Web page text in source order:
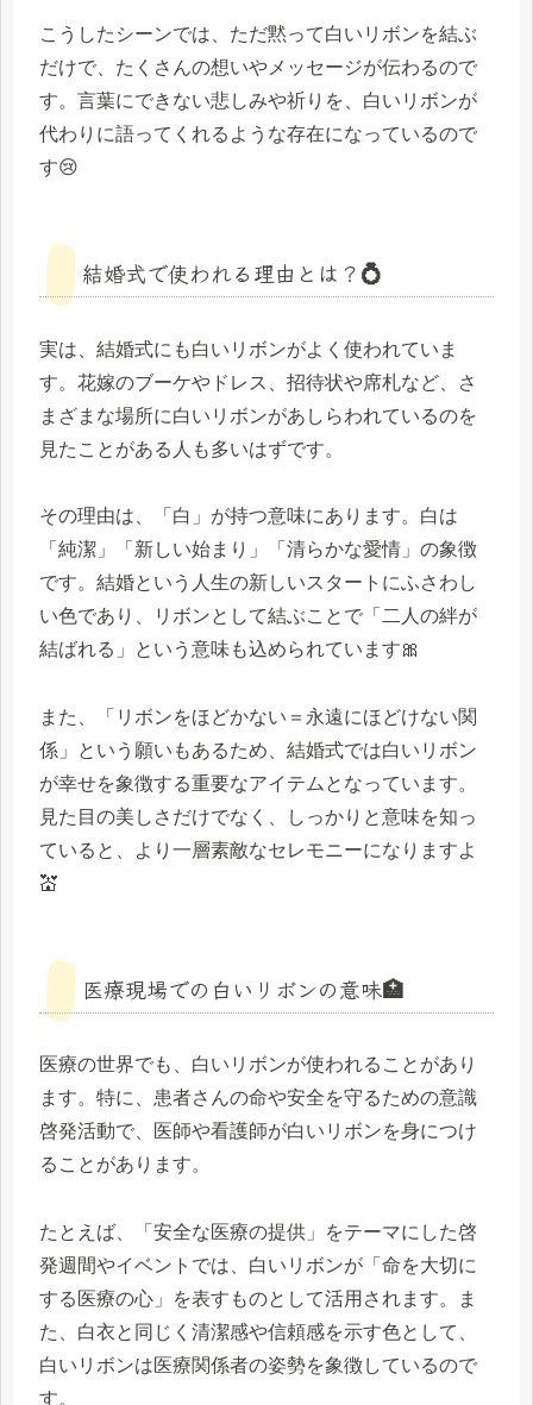
こうしたシーンでは、ただ黙って白いリボンを結ぶ
だけで、たくさんの想いやメッセージが伝わるので
す。言葉にできない悲しみや祈りを、白いリボンが
代わりに語ってくれるような存在になっているので
す😢
結婚式で使われる理由とは？💍
実は、結婚式にも白いリボンがよく使われていま
す。花嫁のブーケやドレス、招待状や席札など、さ
まざまな場所に白いリボンがあしらわれているのを
見たことがある人も多いはずです。
その理由は、「白」が持つ意味にあります。白は
「純潔」「新しい始まり」「清らかな愛情」の象徴
です。結婚という人生の新しいスタートにふさわし
い色であり、リボンとして結ぶことで「二人の絆が
結ばれる」という意味も込められています🎀
また、「リボンをほどかない＝永遠にほどけない関
係」という願いもあるため、結婚式では白いリボン
が幸せを象徴する重要なアイテムとなっています。
見た目の美しさだけでなく、しっかりと意味を知っ
ていると、より一層素敵なセレモニーになりますよ
💒
医療現場での白いリボンの意味🏥
医療の世界でも、白いリボンが使われることがあり
ます。特に、患者さんの命や安全を守るための意識
啓発活動で、医師や看護師が白いリボンを身につけ
ることがあります。
たとえば、「安全な医療の提供」をテーマにした啓
発週間やイベントでは、白いリボンが「命を大切に
する医療の心」を表すものとして活用されます。ま
た、白衣と同じく清潔感や信頼感を示す色として、
白いリボンは医療関係者の姿勢を象徴しているので
す。